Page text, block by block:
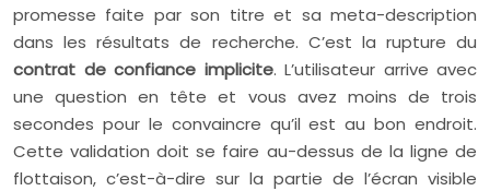
promesse faite par son titre et sa meta-description
dans les résultats de recherche. C’est la rupture du
contrat de confiance implicite. L’utilisateur arrive avec
une question en tête et vous avez moins de trois
secondes pour le convaincre qu’il est au bon endroit.
Cette validation doit se faire au-dessus de la ligne de
flottaison, c’est-à-dire sur la partie de l’écran visible